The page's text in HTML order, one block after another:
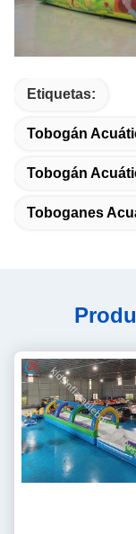
Etiquetas:
Tobogán
Tobogán
Toboganes